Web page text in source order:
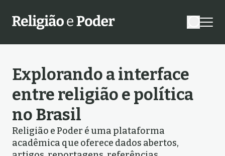
Explorando a interface
entre religião e política
no Brasil
Religião e Poder é uma plataforma
acadêmica que oferece dados abertos,